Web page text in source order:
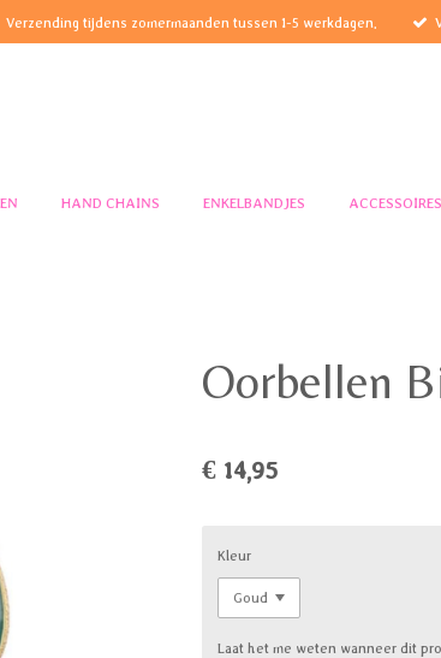
Verzending tijdens zomermaanden tussen 1-5 werkdagen.
HAND CHAINS ENKELBANDJES ACCESSOIRES
Oorbellen
€ 14,95
Kleur
Laat het me weten wanneer dit